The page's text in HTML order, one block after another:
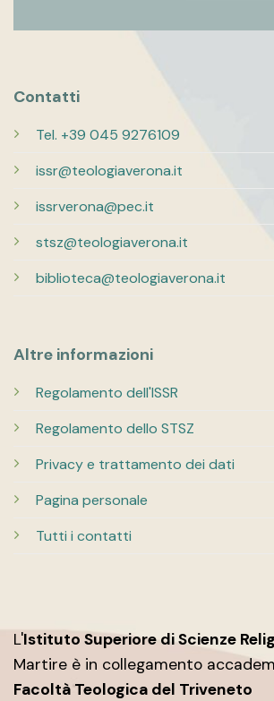
Contatti
Tel. +39 045 9276109
issr@teologiaverona.it
issrverona@pec.it
stsz@teologiaverona.it
biblioteca@teologiaverona.it
Altre informazioni
Regolamento dell'ISSR
Regolamento dello STSZ
Privacy e trattamento dei dati
Pagina personale
Tutti i contatti
L'Istituto Superiore di Scienze
Martire è in collegamento
Facoltà Teologica del Triveneto